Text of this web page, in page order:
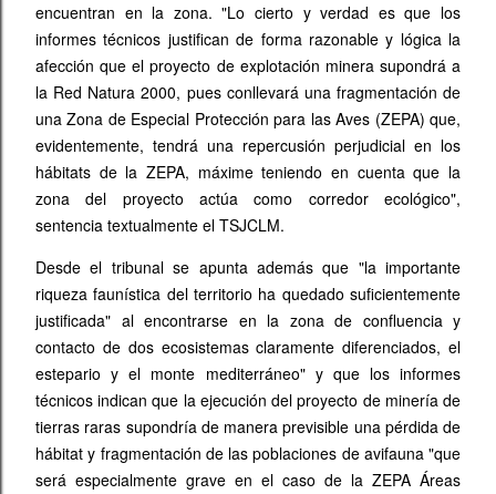
encuentran en la zona. "Lo cierto y verdad es que los
informes técnicos justifican de forma razonable y lógica la
afección que el proyecto de explotación minera supondrá a
la Red Natura 2000, pues conllevará una fragmentación de
una Zona de Especial Protección para las Aves (ZEPA) que,
evidentemente, tendrá una repercusión perjudicial en los
hábitats de la ZEPA, máxime teniendo en cuenta que la
zona del proyecto actúa como corredor ecológico",
sentencia textualmente el TSJCLM.
Desde el tribunal se apunta además que "la importante
riqueza faunística del territorio ha quedado suficientemente
justificada" al encontrarse en la zona de confluencia y
contacto de dos ecosistemas claramente diferenciados, el
estepario y el monte mediterráneo" y que los informes
técnicos indican que la ejecución del proyecto de minería de
tierras raras supondría de manera previsible una pérdida de
hábitat y fragmentación de las poblaciones de avifauna "que
será especialmente grave en el caso de la ZEPA Áreas